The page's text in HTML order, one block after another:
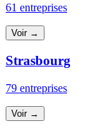
61 entreprises
Voir →
Strasbourg
79 entreprises
Voir →